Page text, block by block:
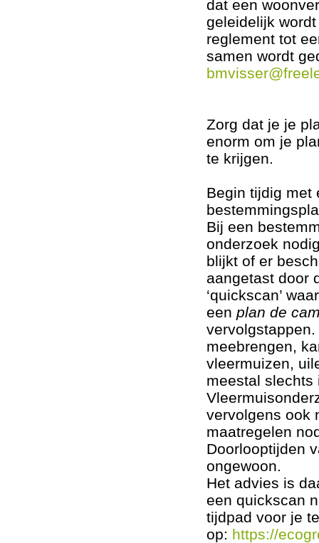
dat een
geleidelijk
reglement tot
samen wordt
Zorg dat je je
enorm om je
te krijgen.
Begin tijdig met
Bij een
onderzoek
blijkt of er
aangetast door
‘quickscan’
een plan de
meebrengen,
vleermuizen,
meestal slechts
vervolgens ook
maatregelen
Doorlooptijden
ongewoon.
Het advies is
een quickscan
tijdpad voor je
op: https://